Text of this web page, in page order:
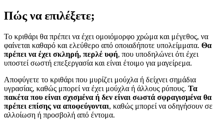
Πώς να επιλέξετε;
Το κριθάρι θα πρέπει να έχει ομοιόμορφο χρώμα και μέγεθος, να
φαίνεται καθαρό και ελεύθερο από οποιαδήποτε υπολείμματα. Θα
πρέπει να έχει σκληρή, περλέ υφή, που υποδηλώνει ότι έχει
υποστεί σωστή επεξεργασία και είναι έτοιμο για μαγείρεμα.
Αποφύγετε το κριθάρι που μυρίζει μούχλα ή δείχνει σημάδια
υγρασίας, καθώς μπορεί να έχει μούχλα ή άλλους ρύπους. Τα
πακέτα που είναι σχισμένα ή δεν είναι σωστά σφραγισμένα θα
πρέπει επίσης να αποφεύγονται, καθώς μπορεί να οδηγήσουν σε
αλλοίωση ή προσβολή από έντομα.